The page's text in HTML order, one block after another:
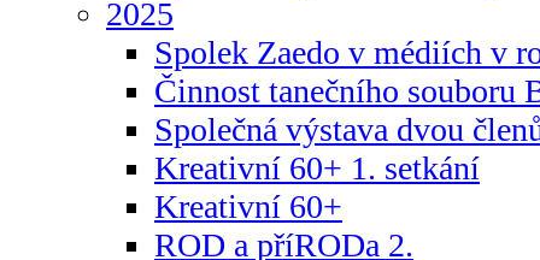
2025
Spolek Zaedo v médiích v
Činnost tanečního souboru
Společná výstava dvou
Kreativní 60+ 1. setkání
Kreativní 60+
ROD a příRODa 2.